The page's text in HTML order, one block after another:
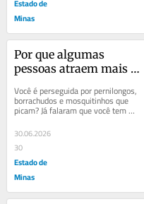
Estado de
Minas
Por que algumas
pessoas atraem mais
outras?
Você é perseguida por pernilongos,
borrachudos e mosquitinhos que
picam? Já falaram que você tem
sangue doce? Não é verdade. Se os
bichinhos...
30.06.2026
30
Estado de
Minas